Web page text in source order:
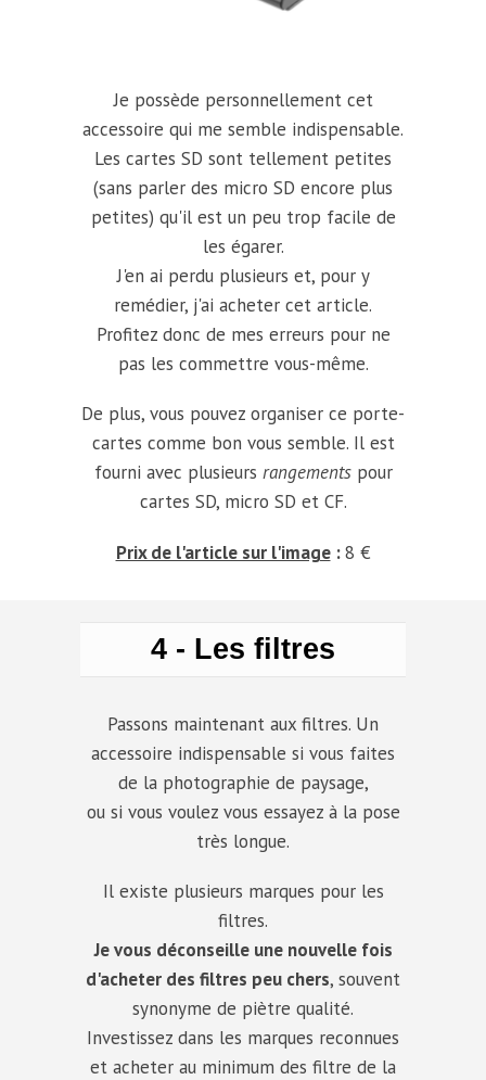
Je possède personnellement cet
accessoire qui me semble indispensable.
Les cartes SD sont tellement petites
(sans parler des micro SD encore plus
petites) qu'il est un peu trop facile de
les égarer.
J'en ai perdu plusieurs et, pour y
remédier, j'ai acheter cet article.
Profitez donc de mes erreurs pour ne
pas les commettre vous-même.
De plus, vous pouvez organiser ce porte-
cartes comme bon vous semble. Il est
fourni avec plusieurs rangements pour
cartes SD, micro SD et CF.
Prix de l'article sur l'image:8 €
4 - Les filtres
Passons maintenant aux filtres. Un
accessoire indispensable si vous faites
de la photographie de paysage,
ou si vous voulez vous essayez à la pose
très longue.
Il existe plusieurs marques pour les
filtres.
Je vous déconseille une nouvelle fois
d'acheter des filtres peu chers, souvent
synonyme de piètre qualité.
Investissez dans les marques reconnues
et acheter au minimum des filtre de la